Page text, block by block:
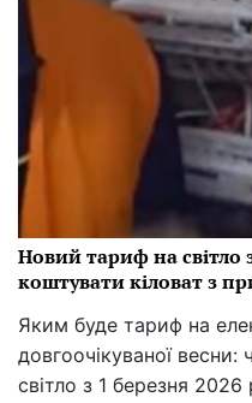
Новий тариф на світло
коштувати кіловат з
Яким буде тариф на
довгоочікуваної весни:
світло з 1 березня 2026